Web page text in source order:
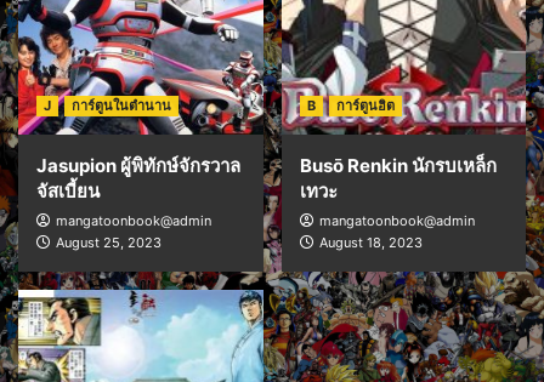
J การ์ตูนในตำนาน
Jasupion ผู้พิทักษ์จักรวาล
จัสเบี้ยน
mangatoonbook@admin
August 25, 2023
B การ์ตูนฮิต
Busō Renkin นักรบเหล็ก
เทวะ
mangatoonbook@admin
August 18, 2023